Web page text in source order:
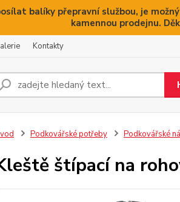
balíky přepravní službou, je
kamennou prodejnu.
Kontakty
Podkovářské potřeby Podkovářské
štípací na